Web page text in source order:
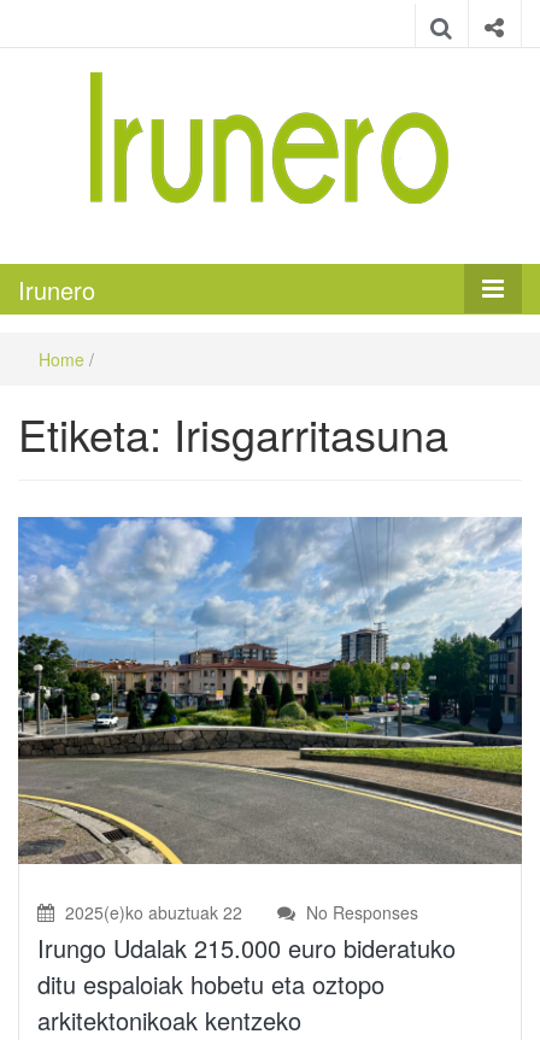
Irunero
Home /
Etiketa: Irisgarritasuna
2025(e)ko abuztuak 22 No Responses
Irungo Udalak 215.000 euro bideratuko
ditu espaloiak hobetu eta oztopo
arkitektonikoak kentzeko